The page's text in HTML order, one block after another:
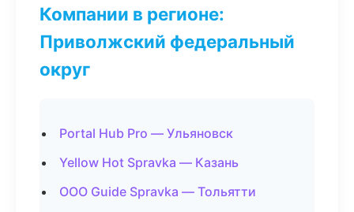
Компании в регионе:
Приволжский федеральный
округ
Portal Hub Pro — Ульяновск
Yellow Hot Spravka — Казань
ООО Guide Spravka — Тольятти